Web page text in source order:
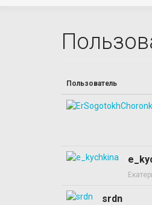
Пользователь
srdn